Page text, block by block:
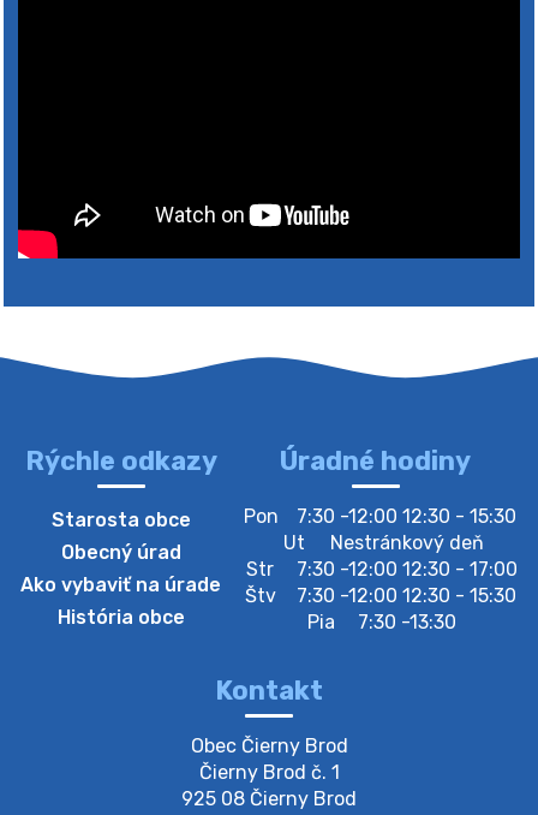
4. augusta 2026 10:05
Zberný dvor-Gyűjtőudvar
bude zberný dvor zatvorený. Értesítjük a lakosokat,
Zber separovaného odpadu plastu-
Oznamujeme obyvateľom, že v stredu 05. augusta
prebehne zber separovaného odpadu plastu. Prosíme
obyvateľov, aby vrecia s odpadom vyložili pred dom už
Oznámenie o plánovanom prerušení dodávky
Oznamujeme Vám, že v určitých dňoch bude v
Rýchle odkazy
Starosta obce
Obecný úrad
Ako vybaviť na úrade
História obce
Úradné hodiny
Pon
7:30 -12:00 12:30 - 15:30
Ut
Nestránkový deň
Str
7:30 -12:00 12:30 - 17:00
Štv
7:30 -12:00 12:30 - 15:30
Pia
7:30 -13:30
Kontakt
Obec Čierny Brod
Čierny Brod č. 1
925 08 Čierny Brod